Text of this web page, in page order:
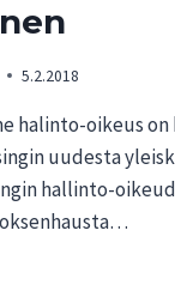
5.2.2018
halinto-oikeus on
uudesta
hallinto-